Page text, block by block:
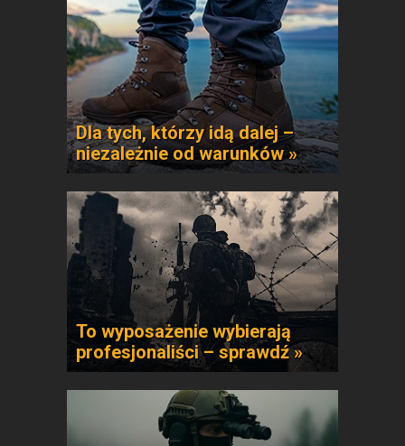
Dla tych, którzy idą dalej –
niezależnie od warunków »
To wyposażenie wybierają
profesjonaliści – sprawdź »